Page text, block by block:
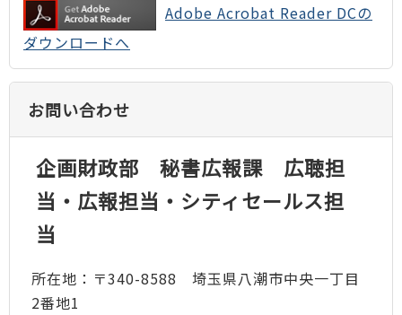
Adobe Acrobat Reader DCの
ダウンロードへ
お問い合わせ
企画財政部 秘書広報課 広聴担
当・広報担当・シティセールス担
当
所在地：〒340-8588 埼玉県八潮市中央一丁目
2番地1